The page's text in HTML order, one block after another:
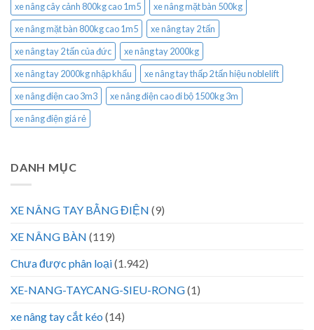
xe nâng cây cảnh 800kg cao 1m5
xe nâng mặt bàn 500kg
xe nâng mặt bàn 800kg cao 1m5
xe nâng tay 2 tấn
xe nâng tay 2 tấn của đức
xe nâng tay 2000kg
xe nâng tay 2000kg nhập khẩu
xe nâng tay thấp 2 tấn hiệu noblelift
xe nâng điện cao 3m3
xe nâng điện cao đi bộ 1500kg 3m
xe nâng điện giá rẻ
DANH MỤC
XE NÂNG TAY BẰNG ĐIỆN (9)
XE NÂNG BÀN (119)
Chưa được phân loại(1.942)
XE-NANG-TAYCANG-SIEU-RONG(1)
xe nâng tay cắt kéo (14)